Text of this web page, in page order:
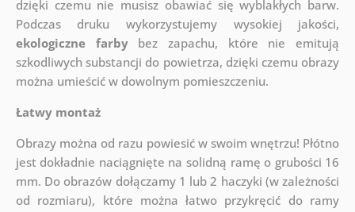
dzięki czemu nie musisz obawiać się wyblakłych barw.
Podczas druku wykorzystujemy wysokiej jakości,
ekologiczne farbybez zapachu, które nie emitują
szkodliwych substancji do powietrza, dzięki czemu obrazy
można umieścić w dowolnym pomieszczeniu.
Łatwy montaż
Obrazy można od razu powiesić w swoim wnętrzu! Płótno
jest dokładnie naciągnięte na solidną ramę o grubości 16
mm. Do obrazów dołączamy 1 lub 2 haczyki (w zależności
od rozmiaru), które można łatwo przykręcić do ramy